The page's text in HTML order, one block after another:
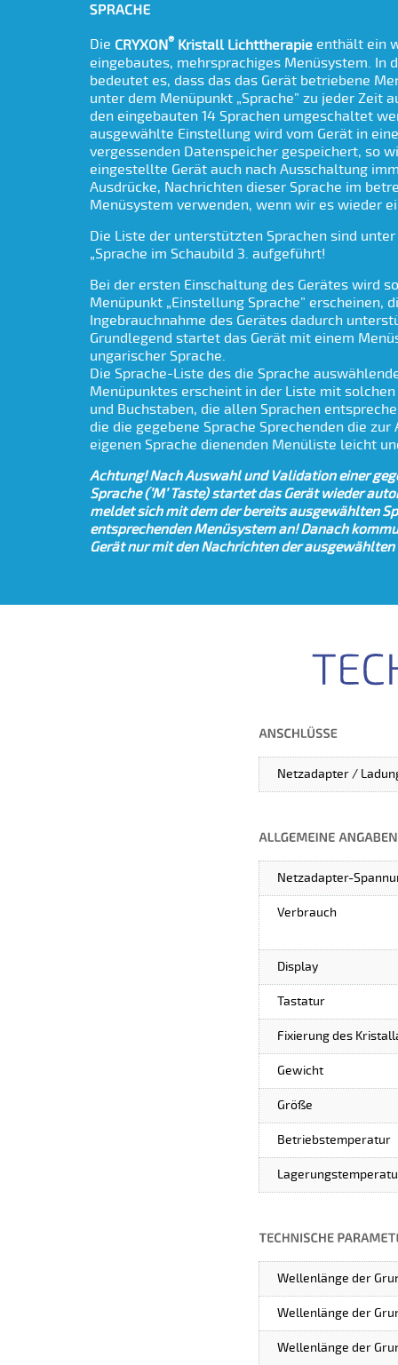
Die CRYXON® Kristall Lichttherapie enthält ein
eingebautes, mehrsprachiges Menüsystem. In
bedeutet es, dass das das Gerät betriebene
unter dem Menüpunkt „Sprache” zu jeder Zeit
den eingebauten 14 Sprachen umgeschaltet
ausgewählte Einstellung wird vom Gerät in
vergessenden Datenspeicher gespeichert, so
eingestellte Gerät auch nach Ausschaltung
Ausdrücke, Nachrichten dieser Sprache im
Menüsystem verwenden, wenn wir es wieder
Die Liste der unterstützten Sprachen sind
„Sprache im Schaubild 3. aufgeführt!
Bei der ersten Einschaltung des Gerätes wird
Menüpunkt „Einstellung Sprache” erscheinen,
Ingebrauchnahme des Gerätes dadurch
Grundlegend startet das Gerät mit einem
ungarischer Sprache.
Die Sprache-Liste des die Sprache
Menüpunktes erscheint in der Liste mit
und Buchstaben, die allen Sprachen
die die gegebene Sprache Sprechenden die
eigenen Sprache dienenden Menüliste leicht
Achtung! Nach Auswahl und Validation einer
Sprache (’M’ Taste) startet das Gerät wieder
meldet sich mit dem der bereits ausgewählten
entsprechenden Menüsystem an! Danach
Gerät nur mit den Nachrichten der ausgewählten
Netzadapter /
Netzadapter-
Verbrauch
Display
Tastatur
Fixierung des
Gewicht
Größe
Betriebstemperatur
Wellenlänge der
Wellenlänge der
Wellenlänge der